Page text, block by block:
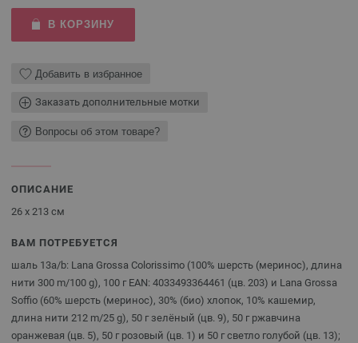
В КОРЗИНУ
Добавить в избранное
Заказать дополнительные мотки
Вопросы об этом товаре?
ОПИСАНИЕ
26 x 213 см
ВАМ ПОТРЕБУЕТСЯ
шаль 13a/b: Lana Grossa Colorissimo (100% шерсть (меринос), длина
нити 300 m/100 g), 100 г EAN: 4033493364461 (цв. 203) и Lana Grossa
Soffio (60% шерсть (меринос), 30% (био) хлопок, 10% кашемир,
длина нити 212 m/25 g), 50 г зелёный (цв. 9), 50 г ржавчина
оранжевая (цв. 5), 50 г розовый (цв. 1) и 50 г светло голубой (цв. 13);